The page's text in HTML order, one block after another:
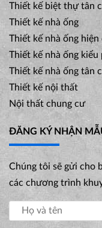
Thiết kế biệt thự tân
Thiết kế nhà ống
Thiết kế nhà ống hiện
Thiết kế nhà ống kiểu
Thiết kế nhà ống tân
Thiết kế nội thất
Nội thất chung cư
ĐĂNG KÝ NHẬN
Chúng tôi sẽ gửi cho
các chương trình